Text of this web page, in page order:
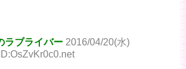
ラブライバー 2016/04/20(水)